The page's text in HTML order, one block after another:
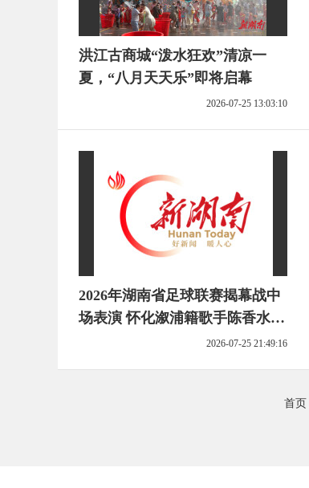
洪江古商城“泼水狂欢”清凉一
夏，“八月天天乐”即将启幕
2026-07-25 13:03:10
2026年湖南省足球联赛揭幕战中
场表演 怀化溆浦籍歌手陈香水演
2026-07-25 21:49:16
首页